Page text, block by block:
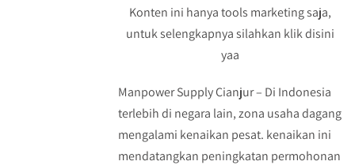
Konten ini hanya tools marketing saja,
untuk selengkapnya silahkan klik disini
yaa
Manpower Supply Cianjur – Di Indonesia
terlebih di negara lain, zona usaha dagang
mengalami kenaikan pesat. kenaikan ini
mendatangkan peningkatan permohonan